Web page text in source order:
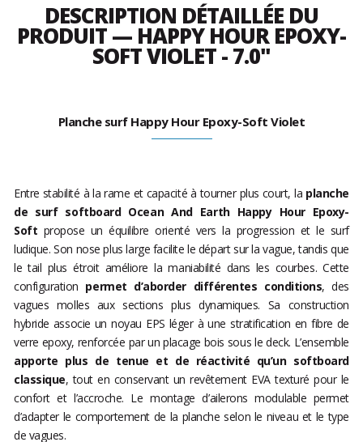
DESCRIPTION DÉTAILLÉE DU
PRODUIT — HAPPY HOUR EPOXY-
SOFT VIOLET - 7.0"
Planche surf Happy Hour Epoxy-Soft Violet
Entre stabilité à la rame et capacité à tourner plus court, la planche
de surf softboard Ocean And Earth Happy Hour Epoxy-
Soft propose un équilibre orienté vers la progression et le surf
ludique. Son nose plus large facilite le départ sur la vague, tandis que
le tail plus étroit améliore la maniabilité dans les courbes. Cette
configuration permet d’aborder différentes conditions, des
vagues molles aux sections plus dynamiques. Sa construction
hybride associe un noyau EPS léger à une stratification en fibre de
verre epoxy, renforcée par un placage bois sous le deck. L’ensemble
apporte plus de tenue et de réactivité qu’un softboard
classique, tout en conservant un revêtement EVA texturé pour le
confort et l’accroche. Le montage d’ailerons modulable permet
d’adapter le comportement de la planche selon le niveau et le type
de vagues.